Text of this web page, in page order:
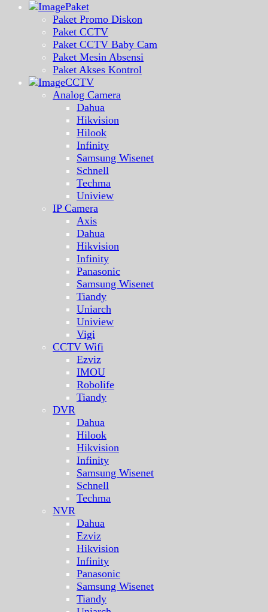
Paket
Paket Promo Diskon
Paket CCTV
Paket CCTV Baby Cam
Paket Mesin Absensi
Paket Akses Kontrol
CCTV
Analog Camera
Dahua
Hikvision
Hilook
Infinity
Samsung Wisenet
Schnell
Techma
Uniview
IP Camera
Axis
Dahua
Hikvision
Infinity
Panasonic
Samsung Wisenet
Tiandy
Uniarch
Uniview
Vigi
CCTV Wifi
Ezviz
IMOU
Robolife
Tiandy
DVR
Dahua
Hilook
Hikvision
Infinity
Samsung Wisenet
Schnell
Techma
NVR
Dahua
Ezviz
Hikvision
Infinity
Panasonic
Samsung Wisenet
Tiandy